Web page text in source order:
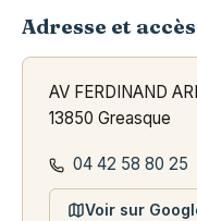
Adresse et accès
AV FERDINAND
13850 Greasque
04 42 58 80 25
Voir sur